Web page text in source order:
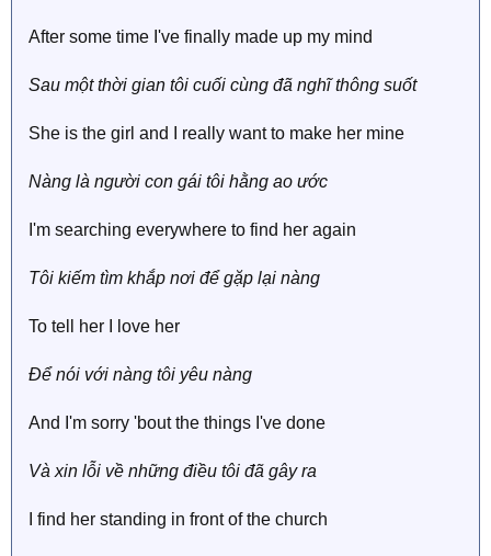
After some time I've finally made up my mind
Sau một thời gian tôi cuối cùng đã nghĩ thông suốt
She is the girl and I really want to make her mine
Nàng là người con gái tôi hằng ao ước
I'm searching everywhere to find her again
Tôi kiếm tìm khắp nơi để gặp lại nàng
To tell her I love her
Để nói với nàng tôi yêu nàng
And I'm sorry 'bout the things I've done
Và xin lỗi về những điều tôi đã gây ra
I find her standing in front of the church